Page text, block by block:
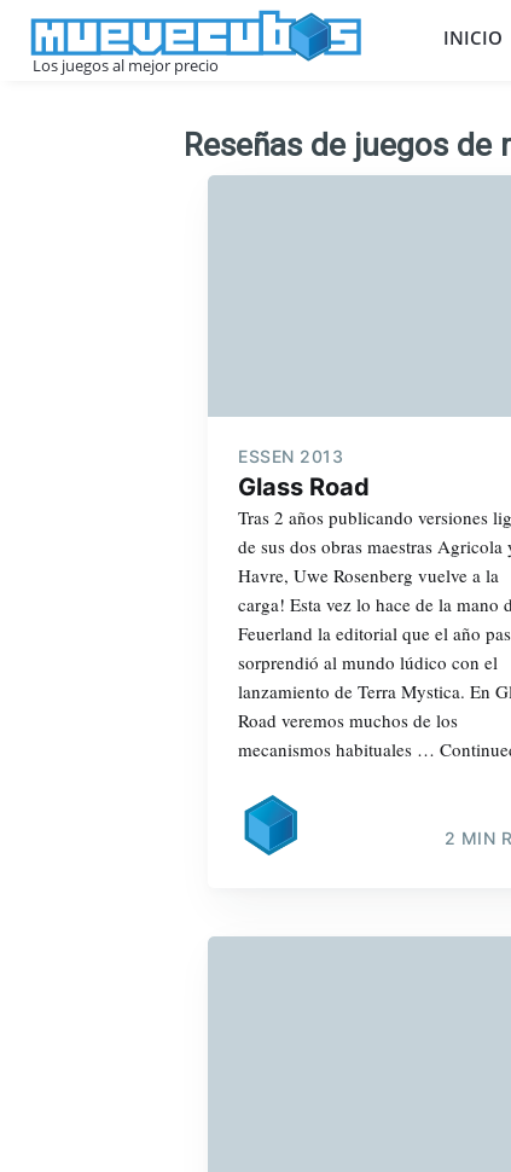
Los juegos al mejor precio
INICIO
Reseñas de juegos
ESSEN 2013
Glass Road
Tras 2 años publicando versiones
de sus dos obras maestras Agricola
Havre, Uwe Rosenberg vuelve a la
carga! Esta vez lo hace de la mano
Feuerland la editorial que el año
sorprendió al mundo lúdico con el
lanzamiento de Terra Mystica. En
Road veremos muchos de los
mecanismos habituales …
2 MIN